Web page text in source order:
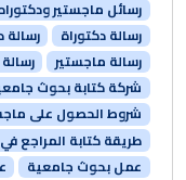
رسائل ماجستير
رسالة دكتوراة
رسالة
رسالة ماجستير
شركة كتابة بحوث
شروط الحصول على
طريقة كتابة المراجع
عمل بحوث جامعية